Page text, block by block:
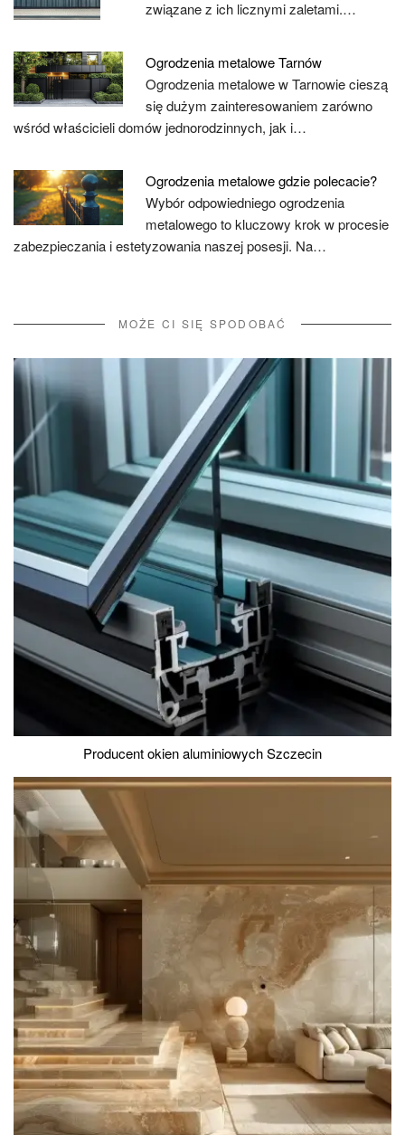
związane z ich licznymi zaletami.…
Ogrodzenia metalowe Tarnów
Ogrodzenia metalowe w Tarnowie cieszą
się dużym zainteresowaniem zarówno
wśród właścicieli domów jednorodzinnych, jak i…
Ogrodzenia metalowe gdzie polecacie?
Wybór odpowiedniego ogrodzenia
metalowego to kluczowy krok w procesie
zabezpieczania i estetyzowania naszej posesji. Na…
MOŻE CI SIĘ SPODOBAĆ
Producent okien aluminiowych Szczecin